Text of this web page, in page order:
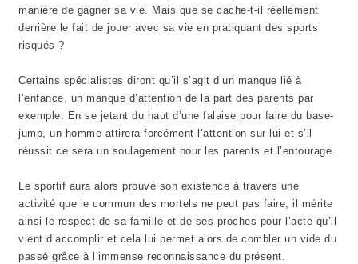
manière de gagner sa vie. Mais que se cache-t-il réellement
derrière le fait de jouer avec sa vie en pratiquant des sports
risqués ?
Certains spécialistes diront qu’il s’agit d’un manque lié à
l’enfance, un manque d’attention de la part des parents par
exemple. En se jetant du haut d’une falaise pour faire du base-
jump, un homme attirera forcément l’attention sur lui et s’il
réussit ce sera un soulagement pour les parents et l’entourage.
Le sportif aura alors prouvé son existence à travers une
activité que le commun des mortels ne peut pas faire, il mérite
ainsi le respect de sa famille et de ses proches pour l’acte qu’il
vient d’accomplir et cela lui permet alors de combler un vide du
passé grâce à l’immense reconnaissance du présent.